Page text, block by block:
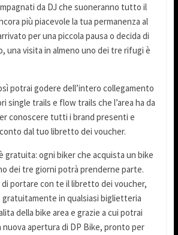
da DJ che suoneranno tutto il
più piacevole la tua permanenza al
per una piccola pausa o decida di
una visita in almeno uno dei tre rifugi è
potrai godere dell’intero collegamento
single trails e flow trails che l’area ha da
conoscere tutti i brand presenti e
dal tuo libretto dei voucher.
gratuita: ogni biker che acquista un bike
dei tre giorni potrà prenderne parte.
di portare con te il libretto dei voucher,
in qualsiasi biglietteria
della bike area e grazie a cui potrai
apertura di DP Bike, pronto per